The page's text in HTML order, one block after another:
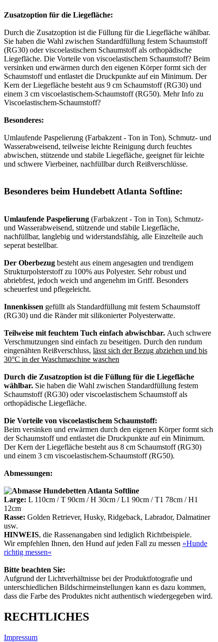
Zusatzoption für die Liegefläche:
Durch die Zusatzoption ist die Füllung für die Liegefläche wählbar.
Sie haben die Wahl zwischen Standardfüllung festem Schaumstoff
(RG30) oder viscoelastischem Schaumstoff als orthopädische
Liegefläche. Die Vorteile von viscoelastischem Schaumstoff? Beim
versinken und erwärmen durch den eigenen Körper formt sich der
Schaumstoff und entlastet die Druckpunkte auf ein Minimum. Der
Kern der Liegefläche besteht aus 9 cm Schaumstoff (RG30) und
einem 3 cm viscoelastischem-Schaumstoff (RG50). Mehr Info zu
Viscoelastischem-Schaumstoff?
Besonderes:
Umlaufende Paspelierung (Farbakzent - Ton in Ton), Schmutz- und
Wasserabweisend, teilweise leichte Reinigung durch feuchtes
abwischen, stützende und stabile Liegefläche, geeignet für leichte
und schwere Vierbeiner, nachfüllbar durch Reißverschlüsse.
Besonderes beim Hundebett Atlanta Softline:
Umlaufende Paspelierung (Farbakzent - Ton in Ton), Schmutz-
und Wasserabweisend, stützende und stabile Liegefläche,
nachfüllbar, langlebig und widerstandsfähig, alle Einzelteile auch
seperat bestellbar.
Der Oberbezug besteht aus einem angesagten und trendigem
Strukturpolsterstoff zu 100% aus Polyester. Sehr robust und
abriebfest, jedoch weich und angenehm im Griff. Besonders
scheuerfest und pflegeleicht.
Innenkissen gefüllt als Standardfüllung mit festem Schaumstoff
(RG30) und die Ränder mit silikonierter Polyesterwatte.
Teilweise mit feuchtem Tuch einfach abwischbar. Auch schwere
Verschmutzungen sind einfach zu beseitigen. Durch den rundum
eingenähten Reißverschluss, lässt sich der Bezug abziehen und bis
30°C in der Waschmaschine waschen
Durch die Zusatzoption ist die Füllung für die Liegefläche
wählbar. Sie haben die Wahl zwischen Standardfüllung festem
Schaumstoff (RG30) oder viscoelastischem Schaumstoff als
orthopädische Liegefläche.
Die Vorteile von viscoelastischem Schaumstoff:
Beim versinken und erwärmen durch den eigenen Körper formt sich
der Schaumstoff und entlastet die Druckpunkte auf ein Minimum.
Der Kern der Liegefläche besteht aus 8 cm Schaumstoff (RG30)
und einem 3 cm viscoelastischem-Schaumstoff (RG50).
Abmessungen:
Large: L 110cm / T 90cm / H 30cm / L1 90cm / T1 78cm / H1
12cm
Rasse: Golden Retriever, Husky, Ridgeback, Labrador, Dalmatiner
usw.
HINWEIS, die Rassenangaben sind lediglich Richtbeispiele.
Wir empfehlen Ihnen, den Hund auf jeden Fall zu messen »Hunde
richtig messen«
Bitte beachten Sie:
Aufgrund der Lichtverhältnisse bei der Produktfotografie und
unterschiedlichen Bildschirmeinstellungen kann es dazu kommen,
dass die Farbe des Produktes nicht authentisch wiedergegeben wird.
RECHTLICHES
Impressum